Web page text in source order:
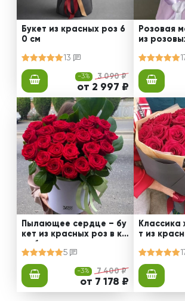
Букет из красных роз 6
0 см
13
-3% 3 090 ₽
от 2 997 ₽
Розовая
из
Пылающее сердце – бу
кет из красных роз в ко
робке
5
-3% 7 400 ₽
от 7 178 ₽
Классика
т из